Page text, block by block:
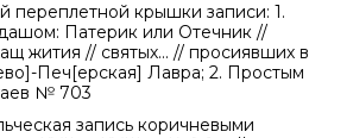
переплетной крышки записи: 1.
Патерик или Отечник //
жития // святых... // просиявших в
Печ[ерская] Лавра; 2. Простым
№ 703
запись коричневыми